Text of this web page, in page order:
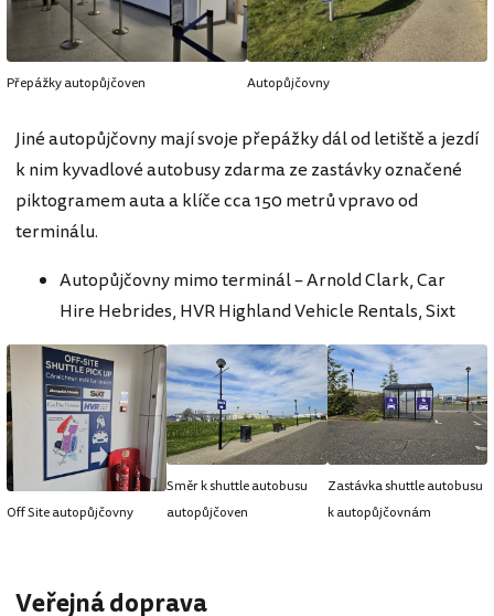
Přepážky autopůjčoven Autopůjčovny
Jiné autopůjčovny mají svoje přepážky dál od letiště a jezdí
k nim kyvadlové autobusy zdarma ze zastávky označené
piktogramem auta a klíče cca 150 metrů vpravo od
terminálu.
Autopůjčovny mimo terminál – Arnold Clark, Car
Hire Hebrides, HVR Highland Vehicle Rentals, Sixt
Off Site autopůjčovny
Směr k shuttle autobusu
autopůjčoven
Zastávka shuttle autobusu
k autopůjčovnám
Veřejná doprava